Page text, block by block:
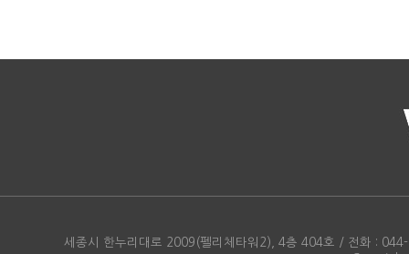
세종시 한누리대로 2009(펠리체타워2), 4층 404호 / 전화 :